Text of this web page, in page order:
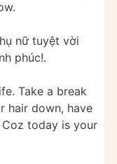
nữ tuyệt vời
phúc!.
Take a break
hair down, have
today is your